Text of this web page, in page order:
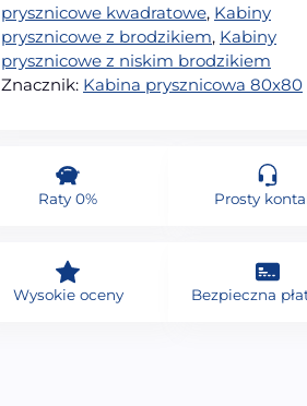
prysznicowe kwadratowe, Kabiny
prysznicowe z brodzikiem, Kabiny
prysznicowe z niskim brodzikiem
Znacznik: Kabina prysznicowa 80x80
Raty 0% Prosty
Wysokie oceny Bezpieczna